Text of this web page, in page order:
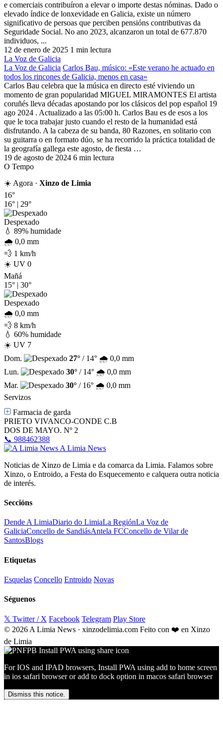
e comerciais contribuíron a elevar o importe destas nóminas. Dado o
elevado índice de lonxevidade en Galicia, existe un número
significativo de persoas que perciben pensións contributivas da
Seguridade Social. No ano 2023, alcanzaron un total de 677.870
individuos, ...
12 de enero de 2025 1 min lectura
La Voz de Galicia
La Voz de Galicia Carlos Bau, músico: «Este verano he actuado en
todos los rincones de Galicia, menos en casa»
Carlos Bau celebra que la música en directo esté viviendo un
momento de gran popularidad MIGUEL MIRAMONTES El artista
coruñés lleva décadas apostando por los clásicos del pop español 19
ago 2024 . Actualizado a las 05:00 h. Carlos Bau es de esos a los
que le toca trabajar justo cuando el resto de la humanidad está
disfrutando. A la cabeza de su banda, 80 Razones, en solitario con
su guitarra o en formato dúo, se ha recorrido la práctica totalidad de
la geografía gallega este agosto, de fiesta …
19 de agosto de 2024 6 min lectura
O Tempo
☀️ Agora · Xinzo de Limia
16°
16° | 29°
Despexado
💧 89% humidade
🌧️ 0,0 mm
💨 1 km/h
☀️ UV 0
Mañá
15° | 30°
Despexado
🌧️ 0,0 mm
💨 8 km/h
💧 60% humidade
☀️ UV 7
Dom.
27° / 14° 🌧️ 0,0 mm
Lun.
30° / 14° 🌧️ 0,0 mm
Mar.
30° / 16° 🌧️ 0,0 mm
Servizos
Farmacia de garda
PRIETO VIVANCO-CONDE C.B
DOS DE MAYO. Nº 2
📞 988462388
A Limia News
Noticias de Xinzo de Limia e da comarca da Limia. Falamos sobre
Xinzo, o Entroido, a Festa do Esquecemento e calquera outra noticia
de interés.
Seccións
Dende A LimiaDiario do LimiaLa RegiónLa Voz de
GaliciaConcello de SandiásAntela FCConcello de Vilar de
SantosBlogs
Etiquetas
Esquelas Concello Entroido Novas
Séguenos
𝕏 Twitter / X Facebook Telegram Play Store
© 2026 A Limia News · xinzodelimia.com Feito con ❤️ en Xinzo
de Limia
For IOS and IPAD browsers, Install PWA using add to home screen
in ios safari browser or add to dock option in macos safari browser
Dismiss this notice.